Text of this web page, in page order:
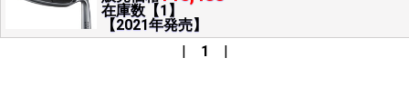
在庫数【1】
【2021年発売】
| 1 |